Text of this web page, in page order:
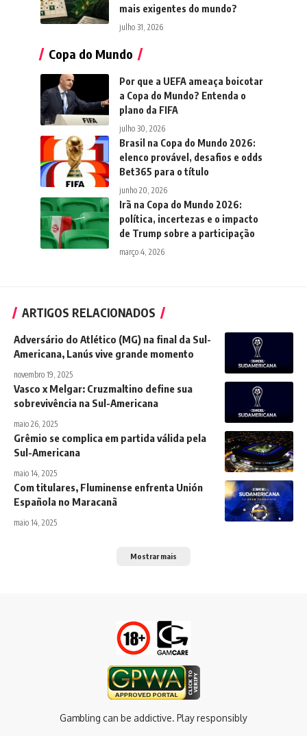
mais exigentes do mundo?
julho 31, 2026
Copa do Mundo
Por que a UEFA ameaça boicotar
a Copa do Mundo? Entenda o
plano da FIFA
julho 30, 2026
Brasil na Copa do Mundo 2026:
elenco provável, desafios e odds
Bet365 para o título
junho 20, 2026
Irã na Copa do Mundo 2026:
política, incertezas e o impacto
de Trump sobre a participação
março 4, 2026
ARTIGOS RELACIONADOS
Adversário do Atlético (MG) na final da Sul-
Americana, Lanús vive grande momento
novembro 19, 2025
Vasco x Melgar: Cruzmaltino define sua
sobrevivência na Sul-Americana
maio 26, 2025
Grêmio se complica em partida válida pela
Sul-Americana
maio 14, 2025
Com titulares, Fluminense enfrenta Unión
Española no Maracanã
maio 14, 2025
Mostrar mais
Gambling can be addictive. Play responsibly